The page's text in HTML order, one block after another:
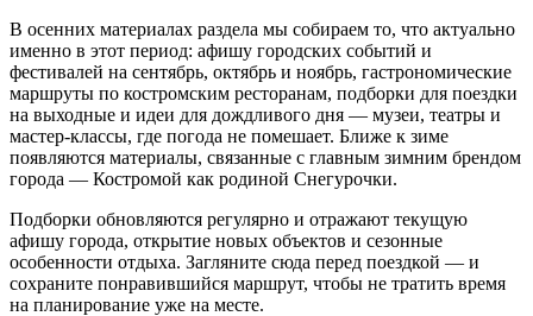
В осенних материалах раздела мы собираем то, что актуально
именно в этот период: афишу городских событий и
фестивалей на сентябрь, октябрь и ноябрь, гастрономические
маршруты по костромским ресторанам, подборки для поездки
на выходные и идеи для дождливого дня — музеи, театры и
мастер-классы, где погода не помешает. Ближе к зиме
появляются материалы, связанные с главным зимним брендом
города — Костромой как родиной Снегурочки.
Подборки обновляются регулярно и отражают текущую
афишу города, открытие новых объектов и сезонные
особенности отдыха. Загляните сюда перед поездкой — и
сохраните понравившийся маршрут, чтобы не тратить время
на планирование уже на месте.